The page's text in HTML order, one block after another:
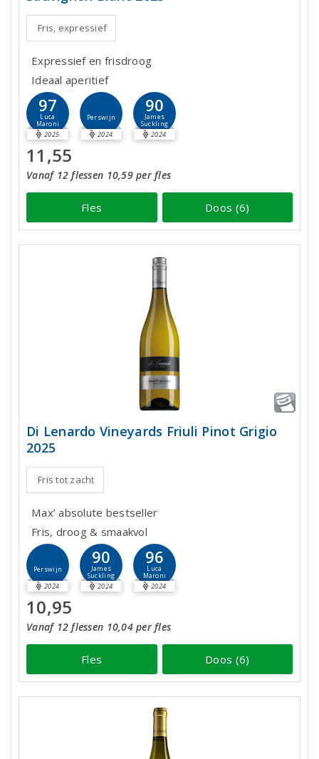
Fris, expressief
Expressief en frisdroog
Ideaal aperitief
97
Luca
Maroni
2025
Perswijn
2024
90
James
Suckling
2024
11,55
Vanaf 12 flessen 10,59 per fles
Fles Doos (6)
Di Lenardo Vineyards Friuli Pinot Grigio
2025
Fris tot zacht
Max’ absolute bestseller
Fris, droog & smaakvol
Perswijn
2024
90
James
Suckling
2024
96
Luca
Maroni
2024
10,95
Vanaf 12 flessen 10,04 per fles
Fles Doos (6)